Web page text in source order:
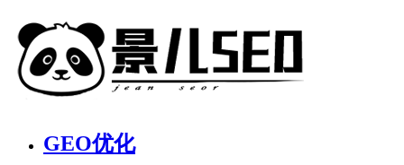
GEO优化